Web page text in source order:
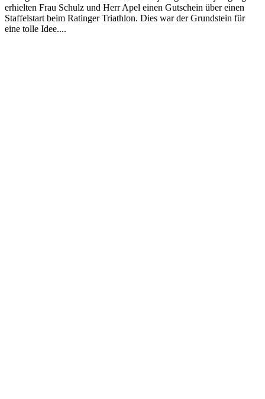
erhielten Frau Schulz und Herr Apel einen Gutschein über einen
Staffelstart beim Ratinger Triathlon. Dies war der Grundstein für
eine tolle Idee....